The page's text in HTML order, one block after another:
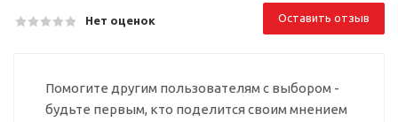
Нет оценок Оставить отзыв
Помогите другим пользователям с выбором -
будьте первым, кто поделится своим мнением